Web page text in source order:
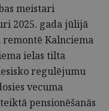
meistari
2025. gada jūlijā
Kalnciema
ielas tilta
regulējumu
vecuma
pensionēšanās